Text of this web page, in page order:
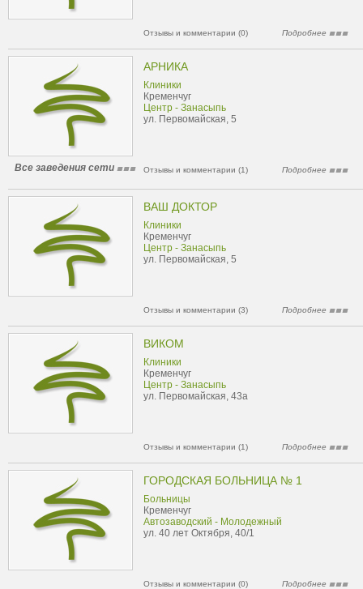
Отзывы и комментарии (0) Подробнее
АРНИКА
Клиники
Кременчуг
Центр - Занасыпь
ул. Первомайская, 5
Все заведения сети Отзывы и комментарии (1) Подробнее
ВАШ ДОКТОР
Клиники
Кременчуг
Центр - Занасыпь
ул. Первомайская, 5
Отзывы и комментарии (3) Подробнее
ВИКОМ
Клиники
Кременчуг
Центр - Занасыпь
ул. Первомайская, 43а
Отзывы и комментарии (1) Подробнее
ГОРОДСКАЯ БОЛЬНИЦА № 1
Больницы
Кременчуг
Автозаводский - Молодежный
ул. 40 лет Октября, 40/1
Отзывы и комментарии (0) Подробнее